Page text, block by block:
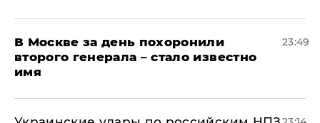
В Москве за день похоронили
второго генерала – стало известно
имя
23:49